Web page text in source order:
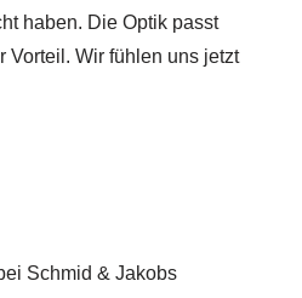
haben. Die Optik passt
Vorteil. Wir fühlen uns jetzt
Schmid & Jakobs